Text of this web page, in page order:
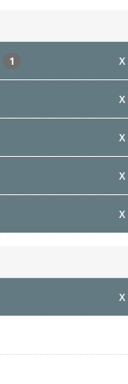
1 x
x
x
x
x
x